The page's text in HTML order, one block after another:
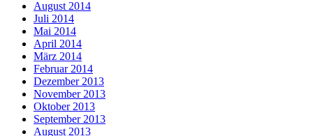
August 2014
Juli 2014
Mai 2014
April 2014
März 2014
Februar 2014
Dezember 2013
November 2013
Oktober 2013
September 2013
August 2013